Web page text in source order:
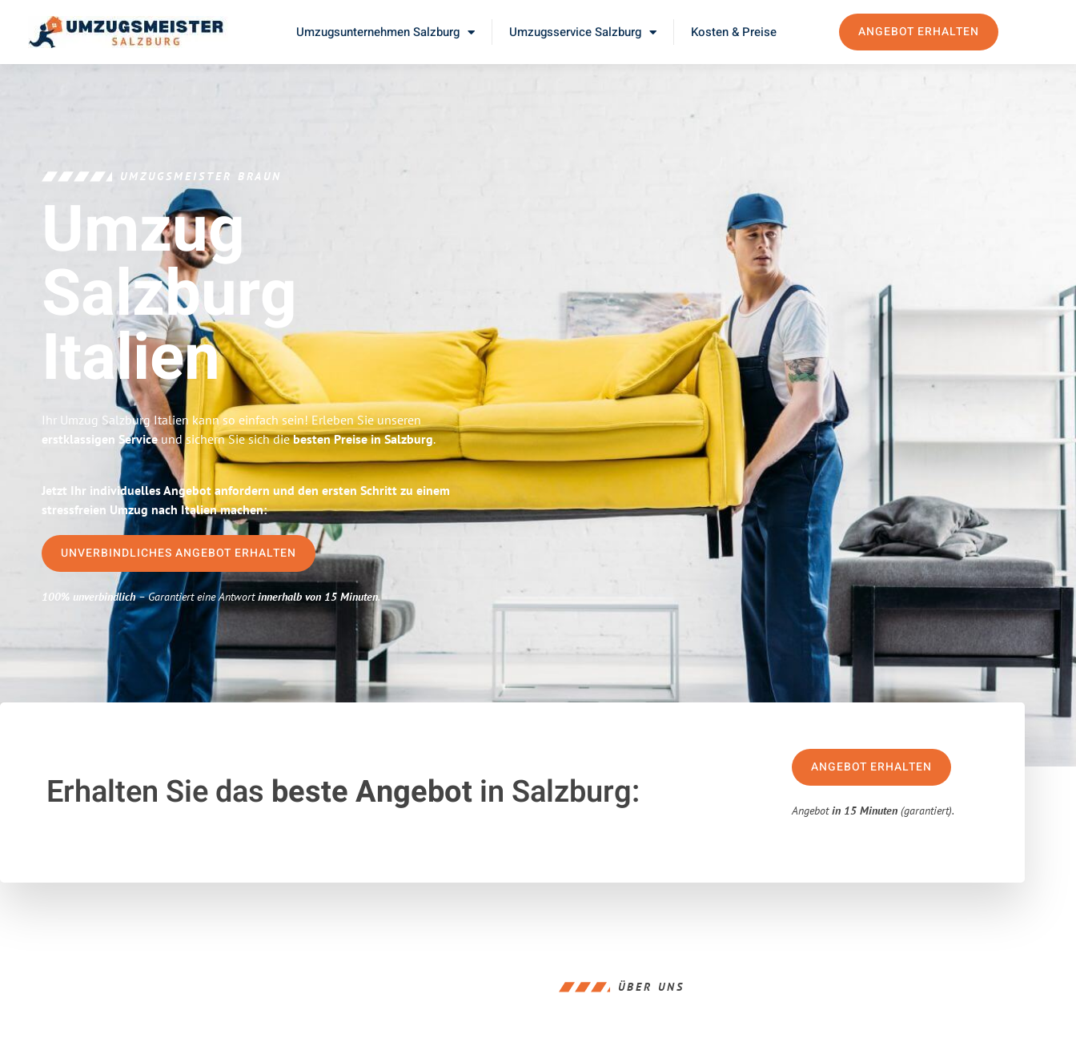
Umzugsunternehmen Salzburg Umzugsservice Salzburg Kosten & Preise ANGEBOT ERHALTEN
UMZUGSMEISTER BRAUN
Umzug
Salzburg
Italien
Ihr Umzug Salzburg Italien kann so einfach sein! Erleben Sie unseren
erstklassigen Serviceund sichern Sie sich diebesten Preise in Salzburg.
Jetzt Ihr individuelles Angebot anfordern und den ersten Schritt zu einem
stressfreien Umzug nach Italien machen:
UNVERBINDLICHES ANGEBOT ERHALTEN
100% unverbindlich– Garantiert eine Antwortinnerhalb von 15 Minuten.
Erhalten Sie das beste Angebotin Salzburg:
ANGEBOT ERHALTEN
Angebotin 15 Minuten (garantiert).
ÜBER UNS